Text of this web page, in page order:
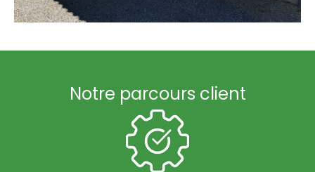
Notre parcours client